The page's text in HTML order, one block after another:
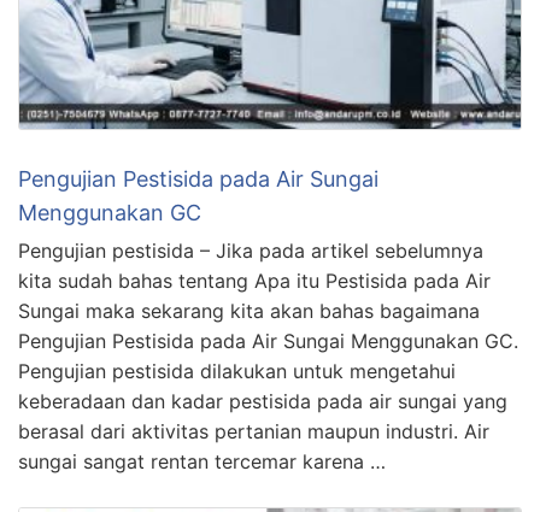
Pengujian Pestisida pada Air Sungai
Menggunakan GC
Pengujian pestisida – Jika pada artikel sebelumnya
kita sudah bahas tentang Apa itu Pestisida pada Air
Sungai maka sekarang kita akan bahas bagaimana
Pengujian Pestisida pada Air Sungai Menggunakan GC.
Pengujian pestisida dilakukan untuk mengetahui
keberadaan dan kadar pestisida pada air sungai yang
berasal dari aktivitas pertanian maupun industri. Air
sungai sangat rentan tercemar karena …